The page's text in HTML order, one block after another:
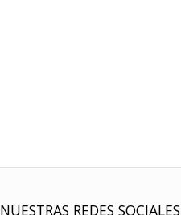
NUESTRAS REDES SOCIALES